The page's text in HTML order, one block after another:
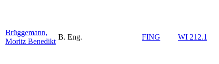
Brüggemann,
Moritz Benedikt
B. Eng. FING WI 212.1